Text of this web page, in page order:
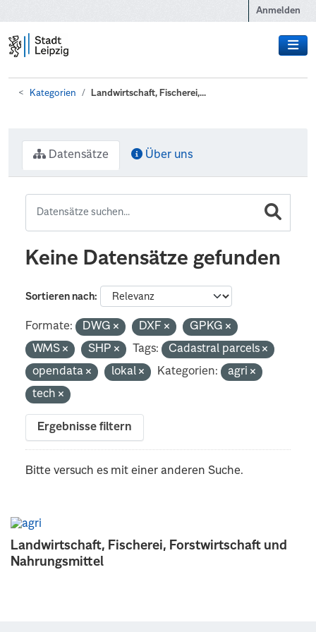
Anmelden
Kategorien Landwirtschaft, Fischerei,...
Landwirtschaft, Fischerei, Forstwirtschaft und
Nahrungsmittel
Datensätze Über uns
Keine Datensätze gefunden
Sortieren nach
Formate: DWG DXF
GPKG
WMS
SHP Tags:
Cadastral parcels
opendata
lokal Kategorien:
agri
tech
Ergebnisse filtern
Bitte versuch es mit einer anderen Suche.